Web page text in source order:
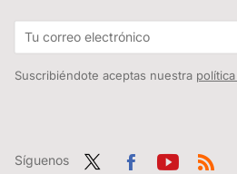
Suscribiéndote aceptas nuestra
Síguenos